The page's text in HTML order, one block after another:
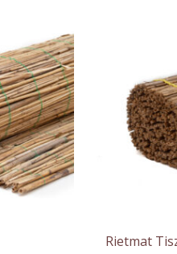
Rietmat